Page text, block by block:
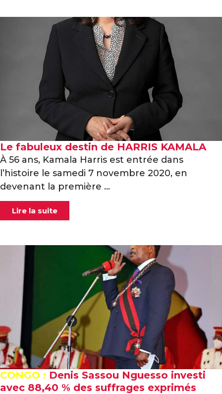
Le fabuleux destin de HARRIS KAMALA
À 56 ans, Kamala Harris est entrée dans
l’histoire le samedi 7 novembre 2020, en
devenant la première ...
Lire la suite
CONGO : Denis Sassou Nguesso investi
avec 88,40 % des suffrages exprimés